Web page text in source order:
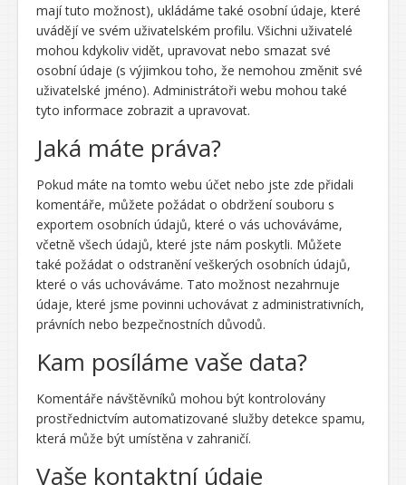
mají tuto možnost), ukládáme také osobní údaje, které
uvádějí ve svém uživatelském profilu. Všichni uživatelé
mohou kdykoliv vidět, upravovat nebo smazat své
osobní údaje (s výjimkou toho, že nemohou změnit své
uživatelské jméno). Administrátoři webu mohou také
tyto informace zobrazit a upravovat.
Jaká máte práva?
Pokud máte na tomto webu účet nebo jste zde přidali
komentáře, můžete požádat o obdržení souboru s
exportem osobních údajů, které o vás uchováváme,
včetně všech údajů, které jste nám poskytli. Můžete
také požádat o odstranění veškerých osobních údajů,
které o vás uchováváme. Tato možnost nezahrnuje
údaje, které jsme povinni uchovávat z administrativních,
právních nebo bezpečnostních důvodů.
Kam posíláme vaše data?
Komentáře návštěvníků mohou být kontrolovány
prostřednictvím automatizované služby detekce spamu,
která může být umístěna v zahraničí.
Vaše kontaktní údaje